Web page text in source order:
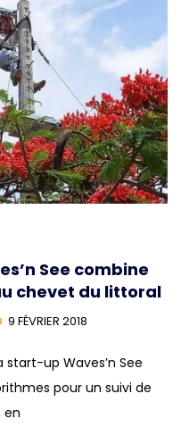
See combine
chevet du littoral
9 FÉVRIER 2018
start-up Waves’n See
pour un suivi de
en